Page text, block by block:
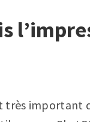
très important